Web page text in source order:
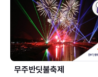
무주반딧불축제